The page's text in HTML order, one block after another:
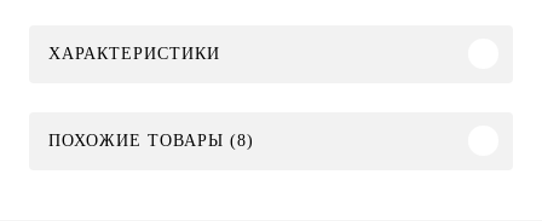
ХАРАКТЕРИСТИКИ
ПОХОЖИЕ ТОВАРЫ (8)